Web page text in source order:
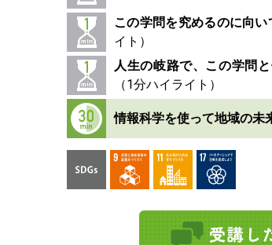
この学問を究めるのに向
人生の岐路で、この学問
情報科学を使って地域の未